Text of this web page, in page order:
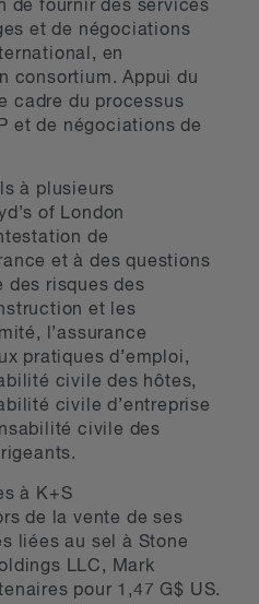
de fournir des services
et de négociations
en
consortium. Appui du
cadre du processus
et de négociations de
à plusieurs
of London
de
et à des questions
des risques des
et les
l’assurance
pratiques d’emploi,
civile des hôtes,
civile d’entreprise
civile des
à K+S
de la vente de ses
liées au sel à Stone
LLC, Mark
pour 1,47 G$ US.